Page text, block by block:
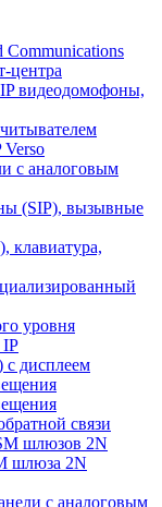
центра
видеодомофоны,
с аналоговым
(SIP), вызывные
клавиатура,
уровня
IP
с дисплеем
связи
шлюзов 2N
шлюза 2N
с аналоговым